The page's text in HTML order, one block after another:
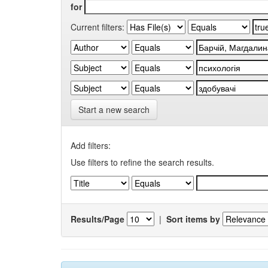
for
Current filters:
Start a new search
Add filters:
Use filters to refine the search results.
Results/Page | Sort items by